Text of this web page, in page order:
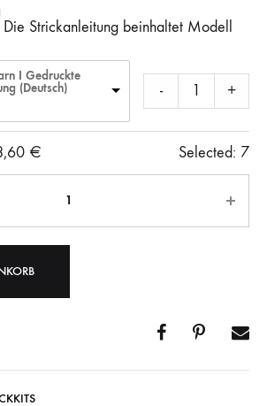
Strickanleitung beinhaltet Modell
I Gedruckte
(Deutsch)
- +
€ Selected: 7